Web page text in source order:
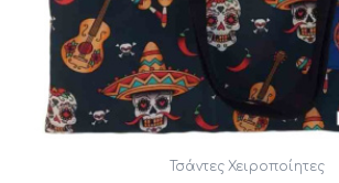
Τσάντες Χειροποίητες